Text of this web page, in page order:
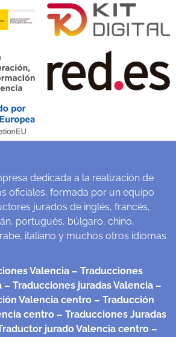
dedicada a la realización de
oficiales, formada por un equipo
jurados de inglés, francés,
portugués, búlgaro, chino,
italiano y muchos otros idiomas
Valencia – Traducciones
– Traducciones juradas Valencia –
Valencia centro – Traducción
centro – Traducciones Juradas
jurado Valencia centro –